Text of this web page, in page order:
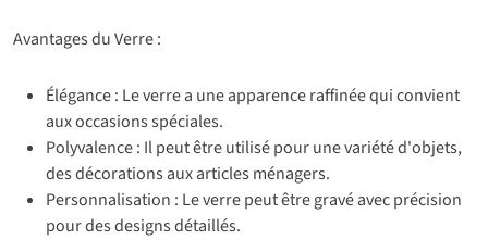
Avantages du Verre :
Élégance : Le verre a une apparence raffinée qui convient
aux occasions spéciales.
Polyvalence : Il peut être utilisé pour une variété d'objets,
des décorations aux articles ménagers.
Personnalisation : Le verre peut être gravé avec précision
pour des designs détaillés.